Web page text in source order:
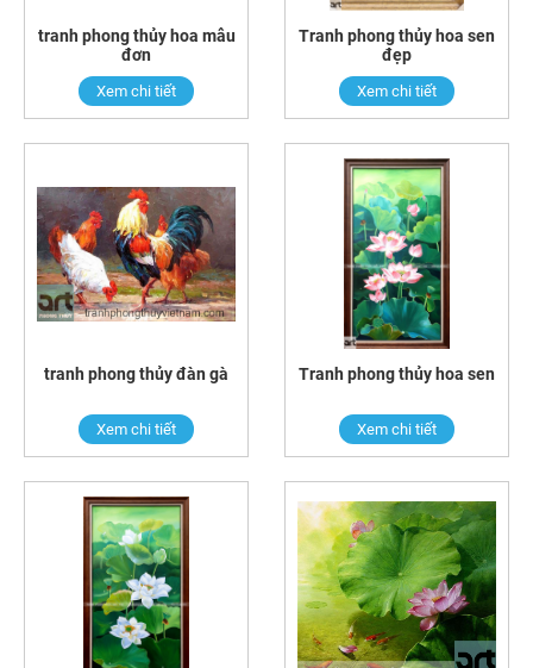
tranh phong thủy hoa mẫu
đơn
Xem chi tiết
Tranh phong thủy hoa sen
đẹp
Xem chi tiết
tranh phong thủy đàn gà
Xem chi tiết
Tranh phong thủy hoa sen
Xem chi tiết